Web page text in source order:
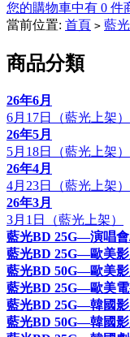
您的購物車中有 0 件
當前位置: 首頁 > 藍
商品分類
26年6月
6月17日（藍光上架）
26年5月
5月18日（藍光上架）
26年4月
4月23日（藍光上架）
26年3月
3月1日（藍光上架）
藍光BD 25G—演唱
藍光BD 25G—歐美
藍光BD 50G—歐美
藍光BD 25G—歐美
藍光BD 25G—韓國
藍光BD 50G—韓國